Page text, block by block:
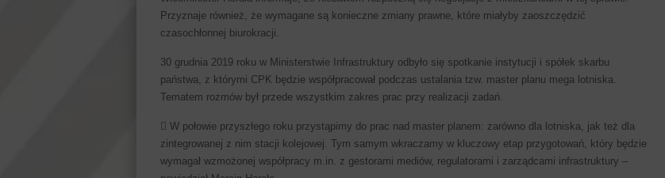
Przyznaje również, że wymagane są konieczne zmiany prawne, które miałyby zaoszczędzić
czasochłonnej biurokracji.
30 grudnia 2019 roku w Ministerstwie Infrastruktury odbyło się spotkanie instytucji i spółek skarbu
państwa, z którymi CPK będzie współpracował podczas ustalania tzw. master planu mega lotniska.
Tematem rozmów był przede wszystkim zakres prac przy realizacji zadań.
 W połowie przyszłego roku przystąpimy do prac nad master planem: zarówno dla lotniska, jak też dla
zintegrowanej z nim stacji kolejowej. Tym samym wkraczamy w kluczowy etap przygotowań, który będzie
wymagał wzmożonej współpracy m.in. z gestorami mediów, regulatorami i zarządcami infrastruktury –